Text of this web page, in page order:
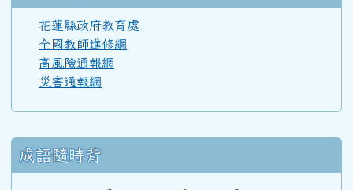
107學年度(108年6月)第49屆教師
106學年度(107年6月)第48屆教師
104學年度(105年6月)第46屆教師
花蓮縣政府教育處
全國教師進修網
高風險通報網
災害通報網
成語隨時背